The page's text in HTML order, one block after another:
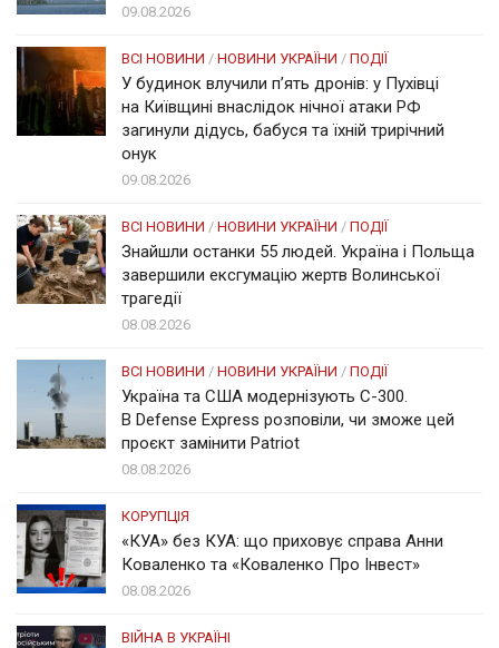
09.08.2026
ВСІ НОВИНИ / НОВИНИ УКРАЇНИ / ПОДІЇ
У будинок влучили п’ять дронів: у Пухівці
на Київщині внаслідок нічної атаки РФ
загинули дідусь, бабуся та їхній трирічний
онук
09.08.2026
ВСІ НОВИНИ / НОВИНИ УКРАЇНИ / ПОДІЇ
Знайшли останки 55 людей. Україна і Польща
завершили ексгумацію жертв Волинської
трагедії
08.08.2026
ВСІ НОВИНИ / НОВИНИ УКРАЇНИ / ПОДІЇ
Україна та США модернізують С-300.
В Defense Express розповіли, чи зможе цей
проєкт замінити Patriot
08.08.2026
КОРУПЦІЯ
«КУА» без КУА: що приховує справа Анни
Коваленко та «Коваленко Про Інвест»
08.08.2026
ВІЙНА В УКРАЇНІ